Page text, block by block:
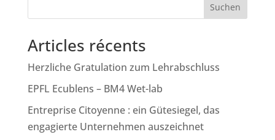
Suchen
Articles récents
Herzliche Gratulation zum Lehrabschluss
EPFL Ecublens – BM4 Wet-lab
Entreprise Citoyenne : ein Gütesiegel, das
engagierte Unternehmen auszeichnet